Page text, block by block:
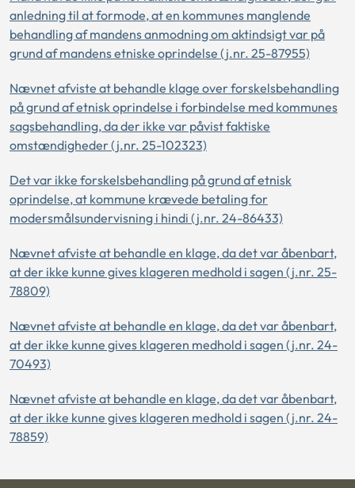
anledning til at formode, at en kommunes manglende
behandling af mandens anmodning om aktindsigt var på
grund af mandens etniske oprindelse (j.nr. 25-87955)
Nævnet afviste at behandle klage over forskelsbehandling
på grund af etnisk oprindelse i forbindelse med kommunes
sagsbehandling, da der ikke var påvist faktiske
omstændigheder (j.nr. 25-102323)
Det var ikke forskelsbehandling på grund af etnisk
oprindelse, at kommune krævede betaling for
modersmålsundervisning i hindi (j.nr. 24-86433)
Nævnet afviste at behandle en klage, da det var åbenbart,
at der ikke kunne gives klageren medhold i sagen (j.nr. 25-
78809)
Nævnet afviste at behandle en klage, da det var åbenbart,
at der ikke kunne gives klageren medhold i sagen (j.nr. 24-
70493)
Nævnet afviste at behandle en klage, da det var åbenbart,
at der ikke kunne gives klageren medhold i sagen (j.nr. 24-
78859)